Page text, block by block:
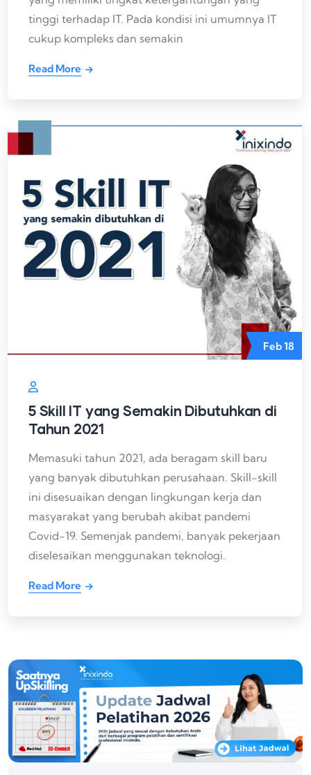
tinggi terhadap IT. Pada kondisi ini umumnya IT
cukup kompleks dan semakin
Read More
Feb18
5 Skill IT yang Semakin Dibutuhkan di
Tahun 2021
Memasuki tahun 2021, ada beragam skill baru
yang banyak dibutuhkan perusahaan. Skill-skill
ini disesuaikan dengan lingkungan kerja dan
masyarakat yang berubah akibat pandemi
Covid-19. Semenjak pandemi, banyak pekerjaan
diselesaikan menggunakan teknologi.
Read More